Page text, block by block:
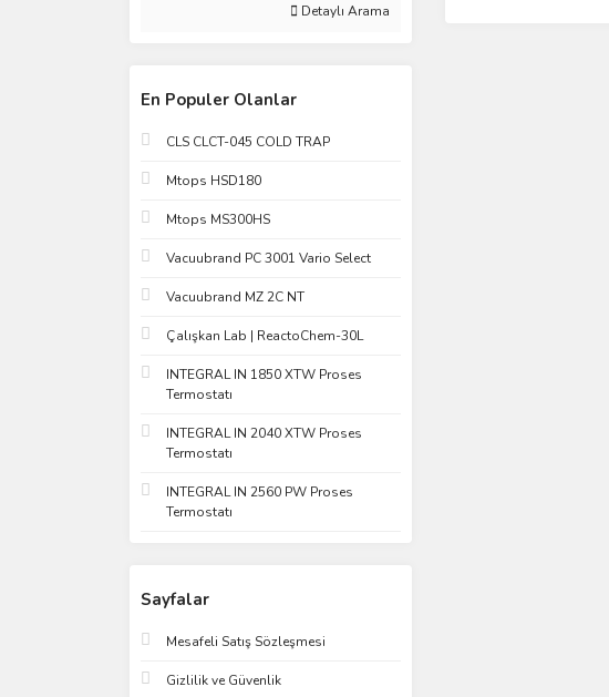
Detaylı Arama
En Populer Olanlar
CLS CLCT-045 COLD TRAP
Mtops HSD180
Mtops MS300HS
Vacuubrand PC 3001 Vario Select
Vacuubrand MZ 2C NT
Çalışkan Lab | ReactoChem-30L
INTEGRAL IN 1850 XTW Proses
Termostatı
INTEGRAL IN 2040 XTW Proses
Termostatı
INTEGRAL IN 2560 PW Proses
Termostatı
Sayfalar
Mesafeli Satış Sözleşmesi
Gizlilik ve Güvenlik